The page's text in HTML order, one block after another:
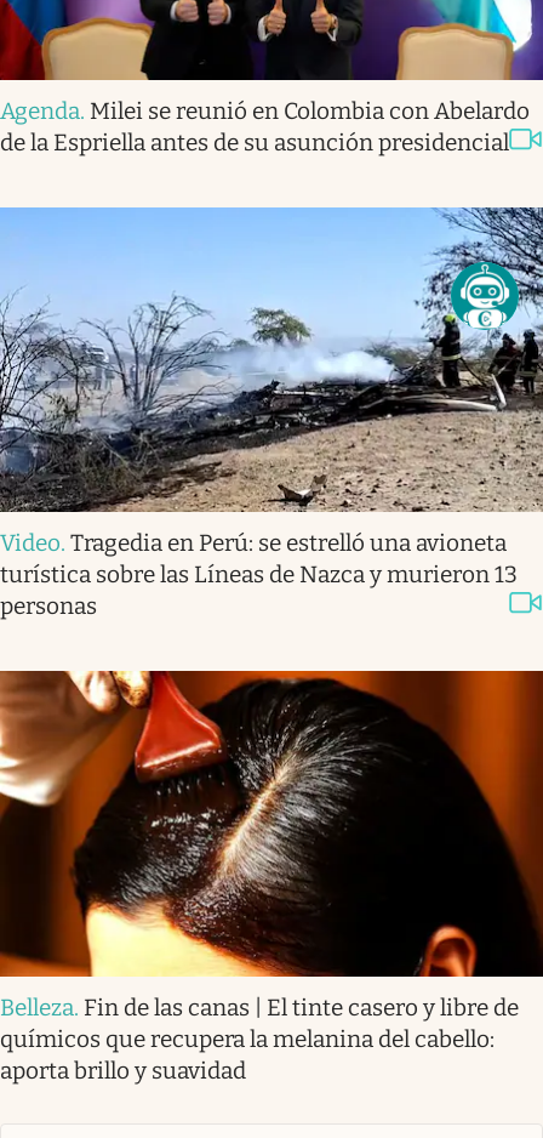
Agenda. Milei se reunió en Colombia con Abelardo
de la Espriella antes de su asunción presidencial
Video. Tragedia en Perú: se estrelló una avioneta
turística sobre las Líneas de Nazca y murieron 13
personas
Belleza. Fin de las canas | El tinte casero y libre de
químicos que recupera la melanina del cabello:
aporta brillo y suavidad